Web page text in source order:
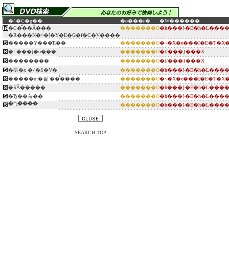
�^�C�g�� �o���ғ�
�W������
�C�͌��Ă���
�R���N�^�[�Y�E�G�f�C�V����
�������O
�����Y���̒E�� �������O
�L���[�o�̗��l
�������O�t/���}���X
��������
�������O�t/���}���X
�痘�x �{�S�V�╶
�������O
�����m�푈 ��̐�͗���
�������O
�ƂׂȂ�����
�������O
�Ђ��育��
�������O
�Ղ�̏���
�������O
SEARCH TOP